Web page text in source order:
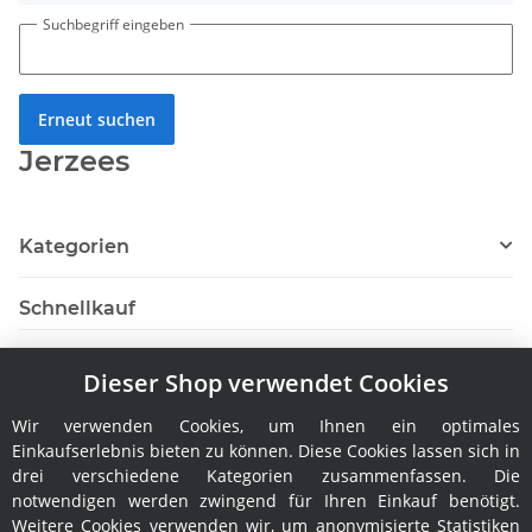
Suchbegriff eingeben
Erneut suchen
Jerzees
Kategorien
Schnellkauf
Hersteller
Dieser Shop verwendet Cookies
Wir verwenden Cookies, um Ihnen ein optimales
Einkaufserlebnis bieten zu können. Diese Cookies lassen sich in
drei verschiedene Kategorien zusammenfassen. Die
notwendigen werden zwingend für Ihren Einkauf benötigt.
Weitere Cookies verwenden wir, um anonymisierte Statistiken